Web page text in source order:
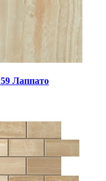
Лаппато